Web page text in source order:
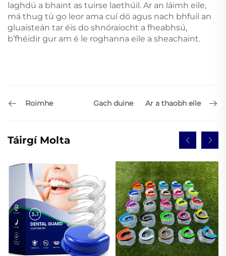
laghdú a bhaint as tuirse laethúil. Ar an láimh eile,
má thug tú go leor ama cuí dó agus nach bhfuil an
gluaisteán tar éis do shnóraíocht a fheabhsú,
b’fhéidir gur am é le roghanna eile a sheachaint.
Roimhe Gach duine Ar a thaobh eile
Táirgí Molta